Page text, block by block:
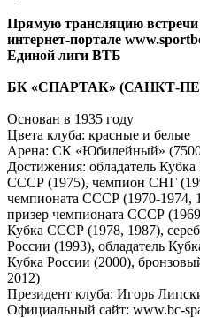
Прямую трансляцию
интернет-портале
Единой лиги ВТБ
БК «СПАРТАК» (САНКТ-
Основан в 1935 году
Цвета клуба: красные и белые
Арена: СК «Юбилейный»
Достижения: обладатель
СССР (1975), чемпион СНГ
чемпионата СССР (1970-1974,
призер чемпионата СССР
Кубка СССР (1978, 1987),
России (1993), обладатель
Кубка России (2000),
2012)
Президент клуба: Игорь
Официальный сайт: www.bc-